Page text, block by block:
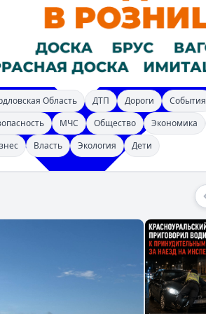
Область ДТП Дороги События
МЧС Общество Экономика
Власть Экология Дети